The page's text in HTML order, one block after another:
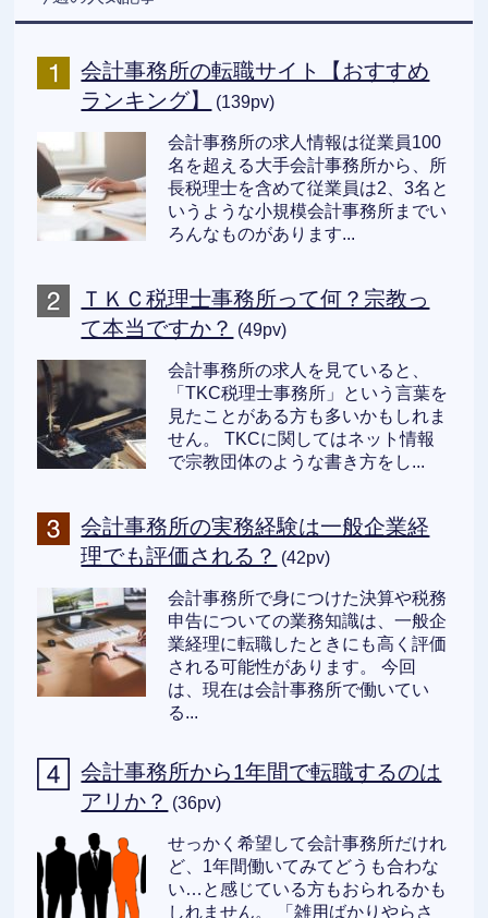
会計事務所の転職サイト【おすすめ
ランキング】
(139pv)
会計事務所の求人情報は従業員100
名を超える大手会計事務所から、所
長税理士を含めて従業員は2、3名と
いうような小規模会計事務所までい
ろんなものがあります...
ＴＫＣ税理士事務所って何？宗教っ
て本当ですか？ (49pv)
会計事務所の求人を見ていると、
「TKC税理士事務所」という言葉を
見たことがある方も多いかもしれま
せん。 TKCに関してはネット情報
で宗教団体のような書き方をし...
会計事務所の実務経験は一般企業経
理でも評価される？ (42pv)
会計事務所で身につけた決算や税務
申告についての業務知識は、一般企
業経理に転職したときにも高く評価
される可能性があります。 今回
は、現在は会計事務所で働いてい
る...
会計事務所から1年間で転職するのは
アリか？ (36pv)
せっかく希望して会計事務所だけれ
ど、1年間働いてみてどうも合わな
い…と感じている方もおられるかも
しれません。 「雑用ばかりやらさ